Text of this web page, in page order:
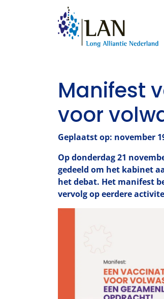
Manifest
voor
Geplaatst op: november
Op donderdag 21
gedeeld om het kabinet
het debat. Het manifest
vervolg op eerdere